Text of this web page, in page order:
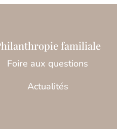
familiale
Foire aux questions
Actualités